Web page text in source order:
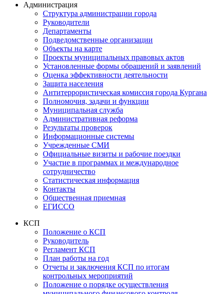
Администрация
Структура администрации города
Руководители
Департаменты
Подведомственные организации
Объекты на карте
Проекты муниципальных правовых актов
Установленные формы обращений и заявлений
Оценка эффективности деятельности
Защита населения
Антитеррористическая комиссия города Кургана
Полномочия, задачи и функции
Муниципальная служба
Административная реформа
Результаты проверок
Информационные системы
Учрежденные СМИ
Официальные визиты и рабочие поездки
Участие в программах и международное
сотрудничество
Статистическая информация
Контакты
Общественная приемная
ЕГИССО
КСП
Положение о КСП
Руководитель
Регламент КСП
План работы на год
Отчеты и заключения КСП по итогам
контрольных мероприятий
Положение о порядке осуществления